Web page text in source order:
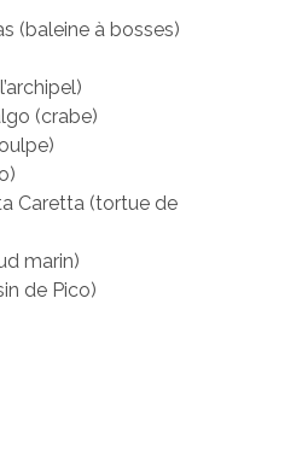
(baleine à bosses)
(crabe)
Caretta (tortue de
marin)
de Pico)